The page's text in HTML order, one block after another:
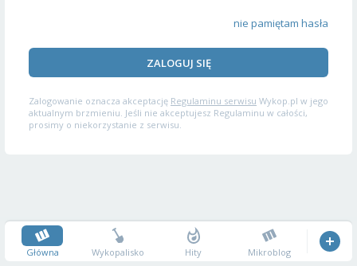
nie pamiętam hasła
ZALOGUJ SIĘ
Zalogowanie oznacza akceptację Regulaminu serwisu Wykop.pl w jego
aktualnym brzmieniu. Jeśli nie akceptujesz Regulaminu w całości,
prosimy o niekorzystanie z serwisu.
Główna Wykopalisko Hity Mikroblog